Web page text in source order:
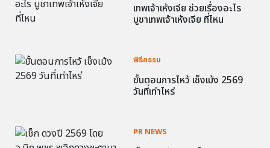
เทพเจ้าเห้งเจีย ช่วยเรื่องอะไร
บูชาเทพเจ้าเห้งเจีย ที่ไหน
พิธีกรรม
ขั้นตอนการไหว้ เช็งเม้ง 2569
วันที่เท่าไหร่
PR NEWS